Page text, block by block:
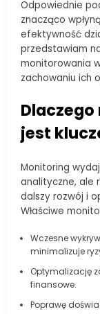
Odpowiednie
znacząco
efektywność
przedstawiam
monitorowania
zachowaniu ich
jest
Monitoring
analityczne, ale
dalszy rozwój i
Właściwe
Wczesne
minimalizuje
Optymalizację
finansowe.
Poprawę